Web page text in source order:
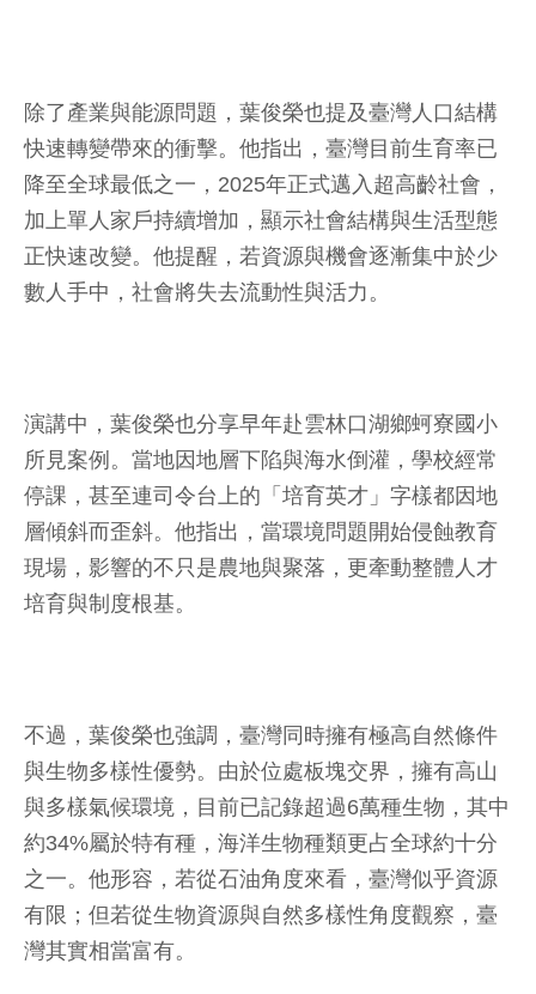
除了產業與能源問題，葉俊榮也提及臺灣人口結構
快速轉變帶來的衝擊。他指出，臺灣目前生育率已
降至全球最低之一，2025年正式邁入超高齡社會，
加上單人家戶持續增加，顯示社會結構與生活型態
正快速改變。他提醒，若資源與機會逐漸集中於少
數人手中，社會將失去流動性與活力。
演講中，葉俊榮也分享早年赴雲林口湖鄉蚵寮國小
所見案例。當地因地層下陷與海水倒灌，學校經常
停課，甚至連司令台上的「培育英才」字樣都因地
層傾斜而歪斜。他指出，當環境問題開始侵蝕教育
現場，影響的不只是農地與聚落，更牽動整體人才
培育與制度根基。
不過，葉俊榮也強調，臺灣同時擁有極高自然條件
與生物多樣性優勢。由於位處板塊交界，擁有高山
與多樣氣候環境，目前已記錄超過6萬種生物，其中
約34%屬於特有種，海洋生物種類更占全球約十分
之一。他形容，若從石油角度來看，臺灣似乎資源
有限；但若從生物資源與自然多樣性角度觀察，臺
灣其實相當富有。